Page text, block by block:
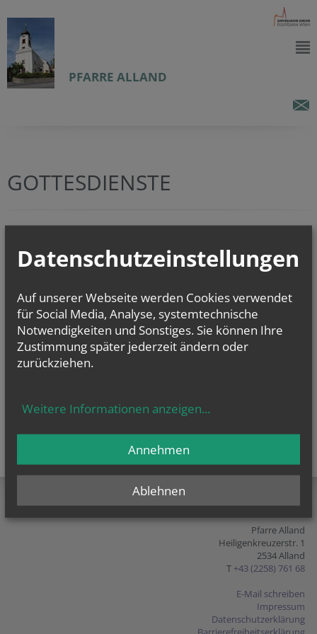
PFARRE ALLAND
GOTTESDIENSTE
Pfarre Alland
Heiligenkreuzerstr. 1
2534 Alland
T +43 (2258) 761 68
E-Mail schreiben
Impressum
Datenschutzerklärung
Datenschutzeinstellungen
Auf unserer Webseite werden Cookies verwendet
für Social Media, Analyse, systemtechnische
Notwendigkeiten und Sonstiges. Sie können Ihre
Zustimmung später jederzeit ändern oder
zurückziehen.
Weitere Informationen anzeigen...
Ablehnen
Annehmen